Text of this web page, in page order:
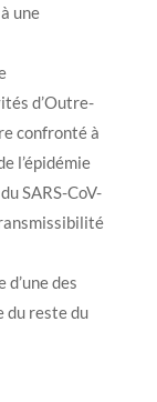
une
d’Outre-
confronté à
l’épidémie
SARS-CoV-
des
du reste du